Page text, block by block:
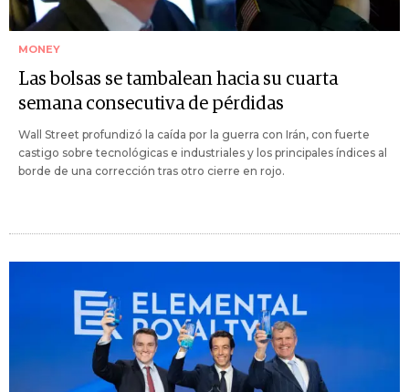
MONEY
Las bolsas se tambalean hacia su cuarta
semana consecutiva de pérdidas
Wall Street profundizó la caída por la guerra con Irán, con fuerte
castigo sobre tecnológicas e industriales y los principales índices al
borde de una corrección tras otro cierre en rojo.